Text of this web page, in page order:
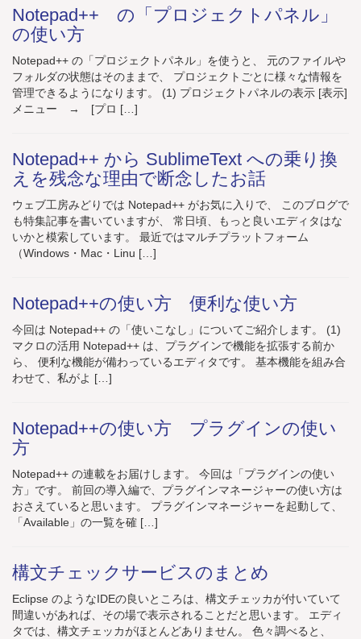
Notepad++ の「プロジェクトパネル」
の使い方
Notepad++ の「プロジェクトパネル」を使うと、 元のファイルや
フォルダの状態はそのままで、 プロジェクトごとに様々な情報を
管理できるようになります。 (1) プロジェクトパネルの表示 [表示]
メニュー → [プロ […]
Notepad++ から SublimeText への乗り換
えを残念な理由で断念したお話
ウェブ工房みどりでは Notepad++ がお気に入りで、 このブログで
も特集記事を書いていますが、 常日頃、もっと良いエディタはな
いかと模索しています。 最近ではマルチプラットフォーム
（Windows・Mac・Linu […]
Notepad++の使い方 便利な使い方
今回は Notepad++ の「使いこなし」についてご紹介します。 (1)
マクロの活用 Notepad++ は、プラグインで機能を拡張する前か
ら、 便利な機能が備わっているエディタです。 基本機能を組み合
わせて、私がよ […]
Notepad++の使い方 プラグインの使い
方
Notepad++ の連載をお届けします。 今回は「プラグインの使い
方」です。 前回の導入編で、プラグインマネージャーの使い方は
おさえていると思います。 プラグインマネージャーを起動して、
「Available」の一覧を確 […]
構文チェックサービスのまとめ
Eclipse のようなIDEの良いところは、構文チェッカが付いていて
間違いがあれば、その場で表示されることだと思います。 エディ
タでは、構文チェッカがほとんどありません。 色々調べると、